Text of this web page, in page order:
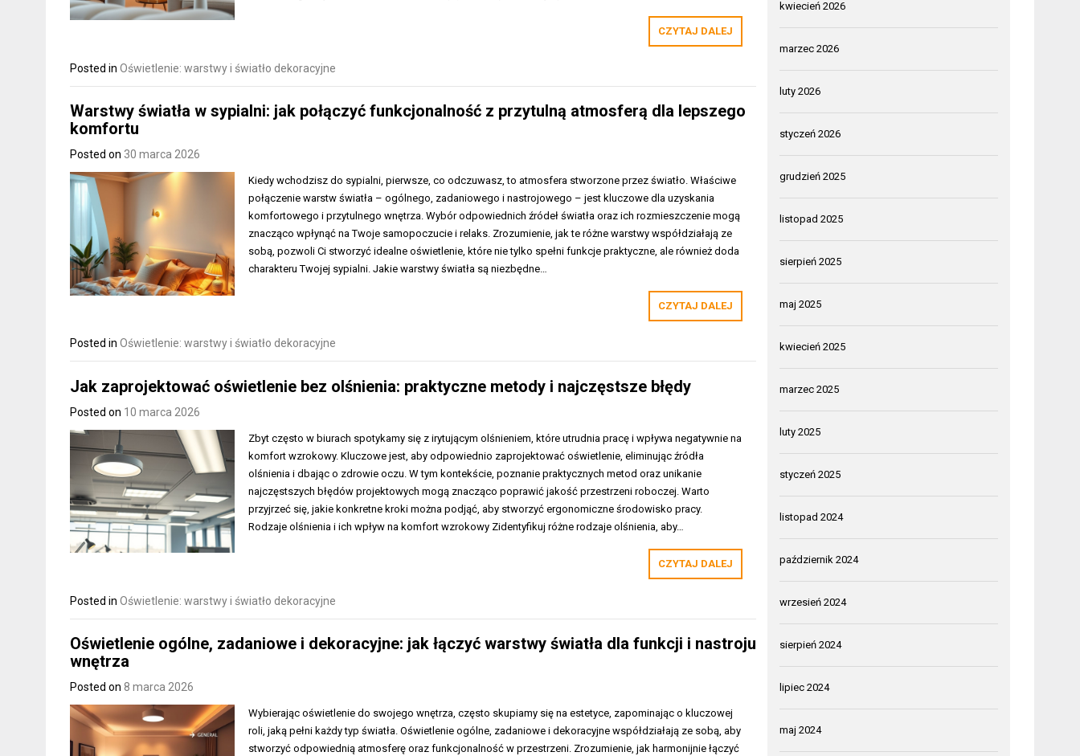
CZYTAJ DALEJ
Posted in Oświetlenie: warstwy i światło dekoracyjne
Warstwy światła w sypialni: jak połączyć funkcjonalność z przytulną atmosferą dla lepszego
komfortu
Posted on 30 marca 2026
Kiedy wchodzisz do sypialni, pierwsze, co odczuwasz, to atmosfera stworzone przez światło. Właściwe
połączenie warstw światła – ogólnego, zadaniowego i nastrojowego – jest kluczowe dla uzyskania
komfortowego i przytulnego wnętrza. Wybór odpowiednich źródeł światła oraz ich rozmieszczenie mogą
znacząco wpłynąć na Twoje samopoczucie i relaks. Zrozumienie, jak te różne warstwy współdziałają ze
sobą, pozwoli Ci stworzyć idealne oświetlenie, które nie tylko spełni funkcje praktyczne, ale również doda
charakteru Twojej sypialni. Jakie warstwy światła są niezbędne…
CZYTAJ DALEJ
Posted in Oświetlenie: warstwy i światło dekoracyjne
Jak zaprojektować oświetlenie bez olśnienia: praktyczne metody i najczęstsze błędy
Posted on 10 marca 2026
Zbyt często w biurach spotykamy się z irytującym olśnieniem, które utrudnia pracę i wpływa negatywnie na
komfort wzrokowy. Kluczowe jest, aby odpowiednio zaprojektować oświetlenie, eliminując źródła
olśnienia i dbając o zdrowie oczu. W tym kontekście, poznanie praktycznych metod oraz unikanie
najczęstszych błędów projektowych mogą znacząco poprawić jakość przestrzeni roboczej. Warto
przyjrzeć się, jakie konkretne kroki można podjąć, aby stworzyć ergonomiczne środowisko pracy.
Rodzaje olśnienia i ich wpływ na komfort wzrokowy Zidentyfikuj różne rodzaje olśnienia, aby…
CZYTAJ DALEJ
Posted in Oświetlenie: warstwy i światło dekoracyjne
Oświetlenie ogólne, zadaniowe i dekoracyjne: jak łączyć warstwy światła dla funkcji i nastroju
wnętrza
Posted on 8 marca 2026
Wybierając oświetlenie do swojego wnętrza, często skupiamy się na estetyce, zapominając o kluczowej
roli, jaką pełni każdy typ światła. Oświetlenie ogólne, zadaniowe i dekoracyjne współdziałają ze sobą, aby
stworzyć odpowiednią atmosferę oraz funkcjonalność w przestrzeni. Zrozumienie, jak harmonijnie łączyć
kwiecień 2026
marzec 2026
luty 2026
styczeń 2026
grudzień 2025
listopad 2025
sierpień 2025
maj 2025
kwiecień 2025
marzec 2025
luty 2025
styczeń 2025
listopad 2024
październik 2024
wrzesień 2024
sierpień 2024
lipiec 2024
maj 2024